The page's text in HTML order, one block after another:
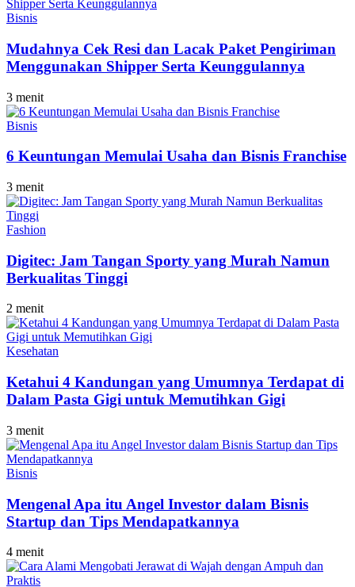
Bisnis
Mudahnya Cek Resi dan Lacak Paket Pengiriman
Menggunakan Shipper Serta Keunggulannya
3 menit
Bisnis
6 Keuntungan Memulai Usaha dan Bisnis Franchise
3 menit
Fashion
Digitec: Jam Tangan Sporty yang Murah Namun
Berkualitas Tinggi
2 menit
Kesehatan
Ketahui 4 Kandungan yang Umumnya Terdapat di
Dalam Pasta Gigi untuk Memutihkan Gigi
3 menit
Bisnis
Mengenal Apa itu Angel Investor dalam Bisnis
Startup dan Tips Mendapatkannya
4 menit